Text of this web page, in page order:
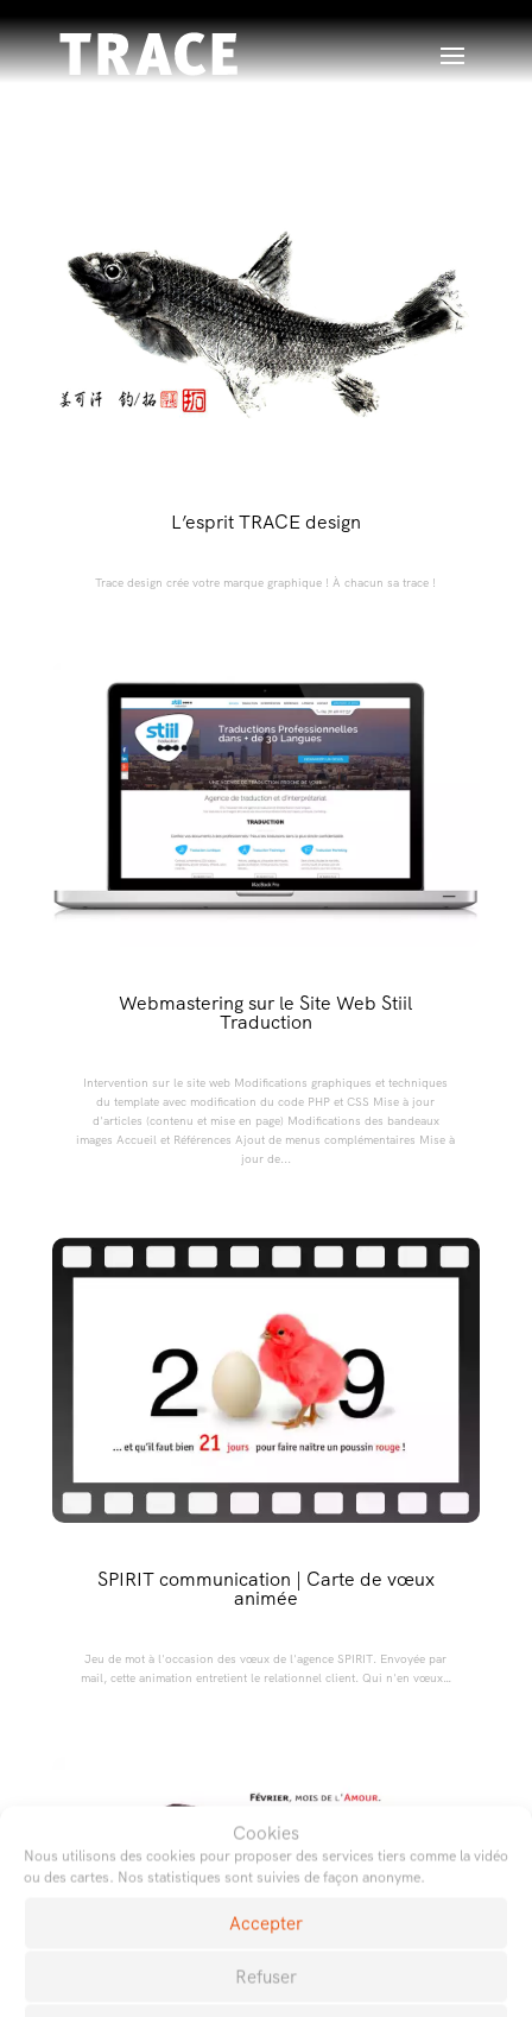
Cookies
Nous utilisons des cookies pour proposer des services tiers comme la vidéo
ou des cartes. Nos statistiques sont suivies de façon anonyme.
Accepter
Refuser
L’esprit TRACE design
Trace design crée votre marque graphique ! À chacun sa trace !
Webmastering sur le Site Web Stiil
Traduction
Intervention sur le site web Modifications graphiques et techniques
du template avec modification du code PHP et CSS Mise à jour
d'articles (contenu et mise en page) Modifications des bandeaux
images Accueil et Références Ajout de menus complémentaires Mise à
jour de...
SPIRIT communication | Carte de vœux
animée
Jeu de mot à l'occasion des vœux de l'agence SPIRIT. Envoyée par
mail, cette animation entretient le relationnel client. Qui n'en vœux…